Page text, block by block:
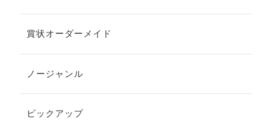
賞状オーダーメイド
ノージャンル
ピックアップ